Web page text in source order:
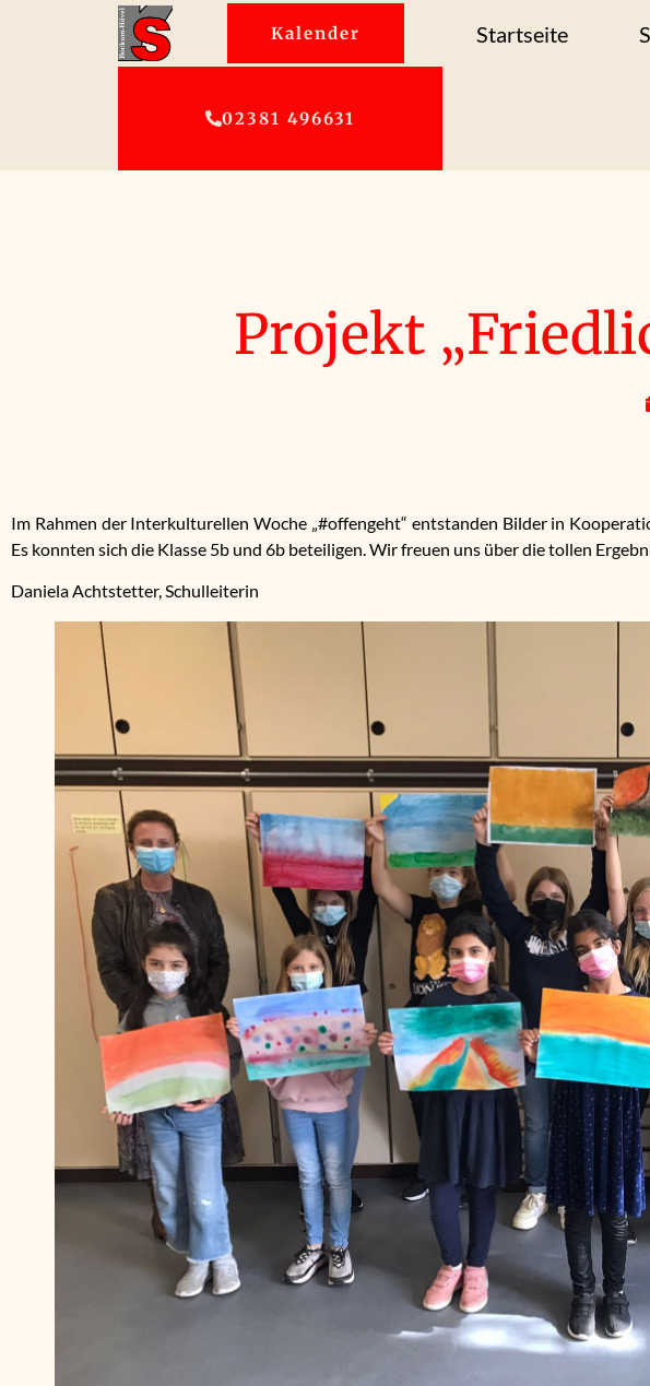
Kalender Startseite
02381 496631
Projekt
Im Rahmen der Interkulturellen Woche „#offengeht“ entstanden Bilder in
Es konnten sich die Klasse 5b und 6b beteiligen. Wir freuen uns über die tollen
Daniela Achtstetter, Schulleiterin